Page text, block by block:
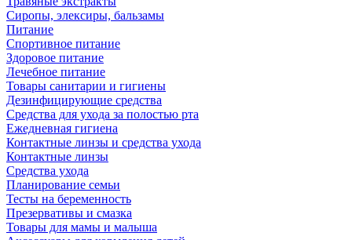
Сиропы, элексиры, бальзамы
Питание
Спортивное питание
Здоровое питание
Лечебное питание
Товары санитарии и гигиены
Дезинфицирующие средства
Средства для ухода за полостью рта
Ежедневная гигиена
Контактные линзы и средства ухода
Контактные линзы
Средства ухода
Планирование семьи
Тесты на беременность
Презервативы и смазка
Товары для мамы и малыша